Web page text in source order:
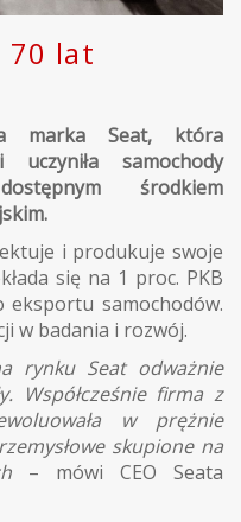
70 lat
marka Seat, która
uczyniła samochody
środkiem
i produkuje swoje
się na 1 proc. PKB
samochodów.
w badania i rozwój.
rynku Seat odważnie
Współcześnie firma z
w prężnie
skupione na
– mówi CEO Seata